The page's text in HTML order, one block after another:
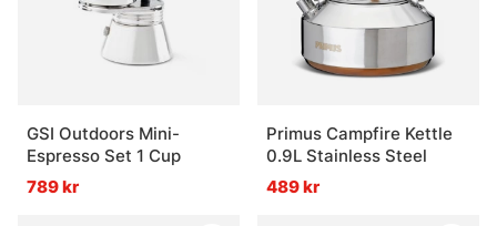
GSI Outdoors Mini-
Espresso Set 1 Cup
789 kr
Primus Campfire Kettle
0.9L Stainless Steel
489 kr